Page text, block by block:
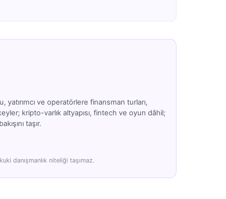
ve operatörlere finansman turları,
kripto-varlık altyapısı, fintech ve oyun dâhil;
taşır.
danışmanlık niteliği taşımaz.